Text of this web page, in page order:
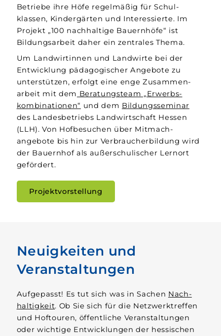
Betriebe ihre Höfe regel­mäßig für Schul­
klassen, Kinder­gärten und Interessierte. Im
Projekt „100 nach­haltige Bauern­höfe“ ist
Bildungs­arbeit daher ein zentrales Thema.
Um Land­wirtinnen und Land­wirte bei der
Entwicklung pädagogischer Angebote zu
unter­stützen, erfolgt eine enge Zusammen­
arbeit mit dem Beratungs­team „Erwerbs­
kombinationen“ und dem Bildungs­seminar
des Landes­betriebs Land­wirtschaft Hessen
(LLH). Von Hof­besuchen über Mitmach­
angebote bis hin zur Verbraucher­bildung wird
der Bauern­hof als außer­schulischer Lern­ort
gefördert.
Projektvorstellung
Neuigkeiten und
Veranstaltungen
Aufgepasst! Es tut sich was in Sachen Nach­
haltigkeit. Ob Sie sich für die Netzwerk­­treffen
und Hof­touren, öffentliche Veranstaltungen
oder wichtige Entwicklungen der hessischen